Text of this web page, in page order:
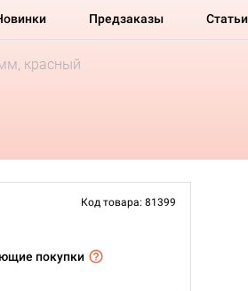
Предзаказы Статьи
красный
Код товара: 81399
покупки